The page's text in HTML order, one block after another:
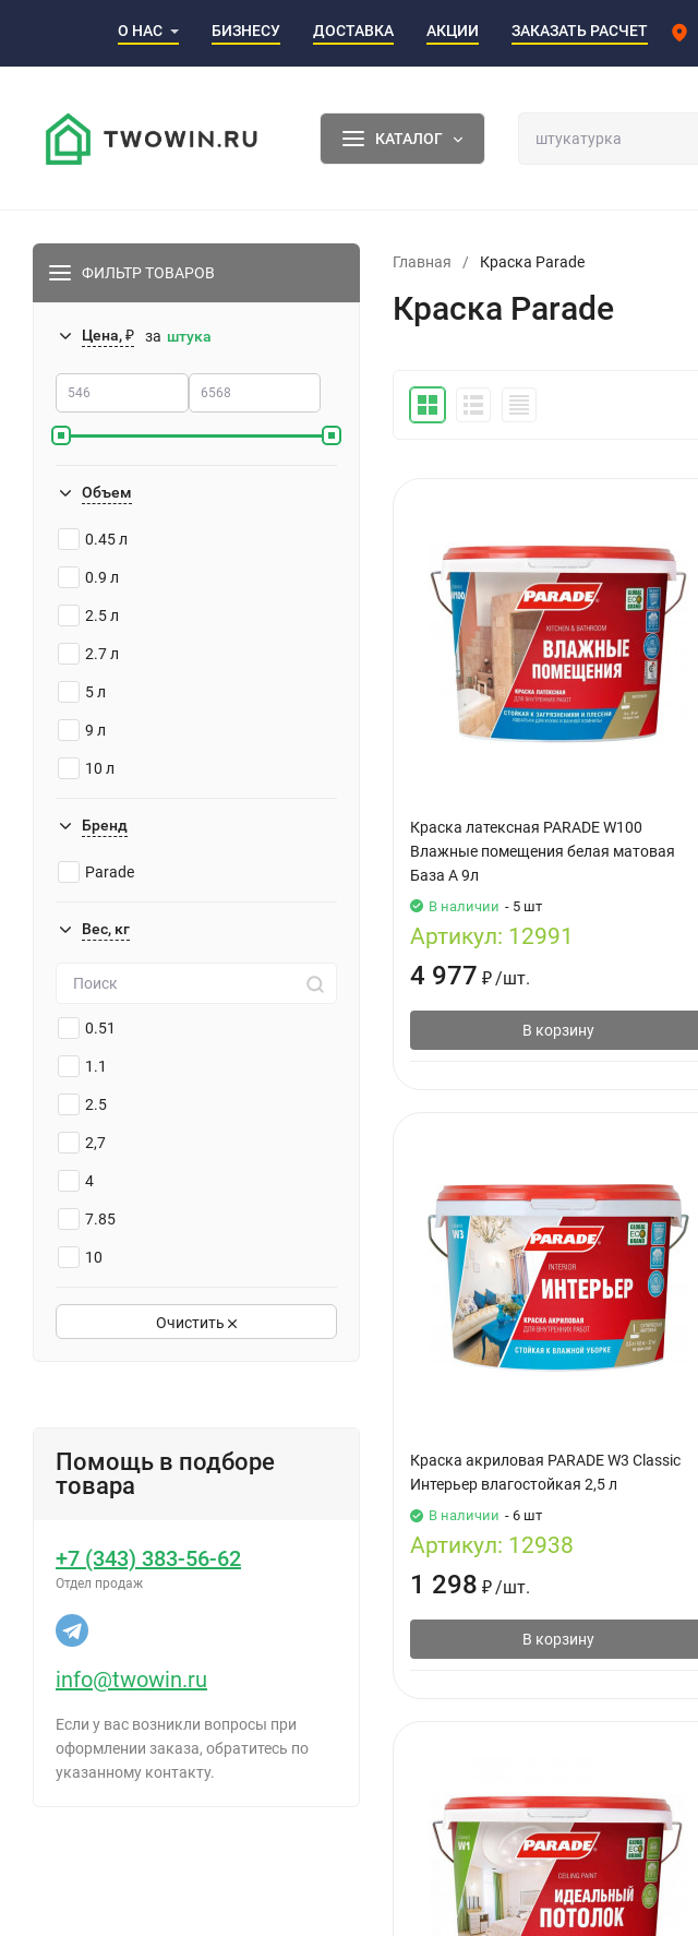
О НАС БИЗНЕСУ ДОСТАВКА АКЦИИ ЗАКАЗАТЬ РАСЧЕТ
КАТАЛОГ
ФИЛЬТР ТОВАРОВ
Цена, ₽ за штука
Объем
0.45 л
0.9 л
2.5 л
2.7 л
5 л
9 л
10 л
Бренд
Parade
Вес, кг
0.51
1.1
2.5
2,7
4
7.85
10
14,6
Очистить
Помощь в подборе
товара
+7 (343) 383-56-62
Отдел продаж
info@twowin.ru
Если у вас возникли вопросы при
оформлении заказа, обратитесь по
указанному контакту.
Главная / Краска Parade
Краска Parade
Краска латексная PARADE W100
Влажные помещения белая матовая
База А 9л
В наличии - 5 шт
Артикул: 12991
4 977 ₽ /шт.
В корзину
Краска акриловая PARADE W3 Classic
Интерьер влагостойкая 2,5 л
В наличии - 6 шт
Артикул: 12938
1 298 ₽/шт.
В корзину